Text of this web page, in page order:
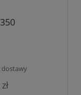
dostawy